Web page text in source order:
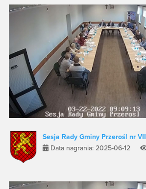
Sesja Rady Gminy Przerośl nr VII
Data nagrania: 2025-06-12